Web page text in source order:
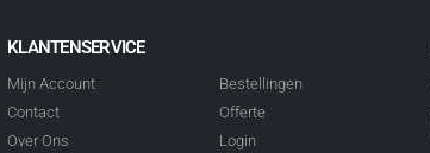
KLANTENSERVICE
Mijn Account
Contact
Over Ons
Bestellingen
Offerte
Login